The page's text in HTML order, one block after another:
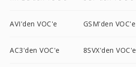
AVI'den VOC'e GSM'den VOC'e
AC3'den VOC'e 8SVX'den VOC'e